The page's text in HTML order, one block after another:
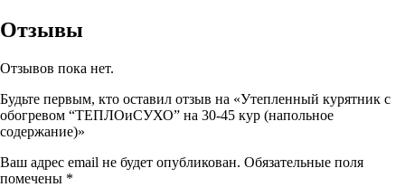
Отзывы
Отзывов пока нет.
Будьте первым, кто оставил отзыв на «Утепленный курятник с
обогревом “ТЕПЛОиСУХО” на 30-45 кур (напольное
содержание)»
Ваш адрес email не будет опубликован. Обязательные поля
помечены *